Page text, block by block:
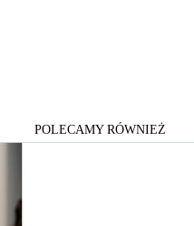
POLECAMY RÓWNIEŻ